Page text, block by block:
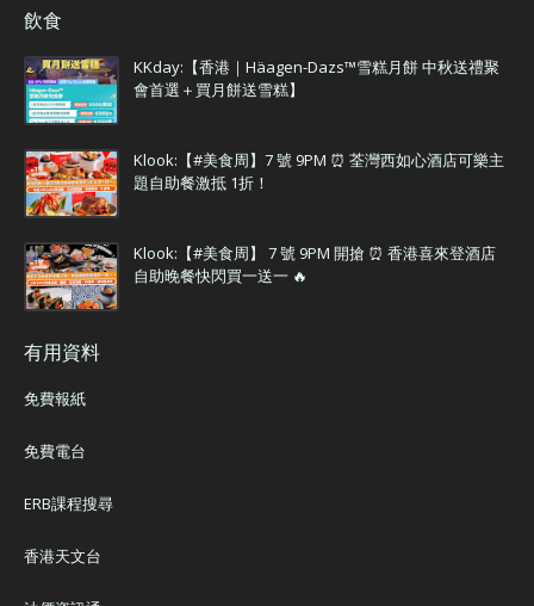
飲食
KKday:【香港｜Häagen-Dazs™雪糕月餅 中秋送禮聚
會首選＋買月餅送雪糕】
Klook:【#美食周】7 號 9PM ⏰ 荃灣西如心酒店可樂主
題自助餐激抵 1折！
Klook:【#美食周】 7 號 9PM 開搶 ⏰ 香港喜來登酒店
自助晚餐快閃買一送一 🔥
有用資料
免費報紙
免費電台
ERB課程搜尋
香港天文台